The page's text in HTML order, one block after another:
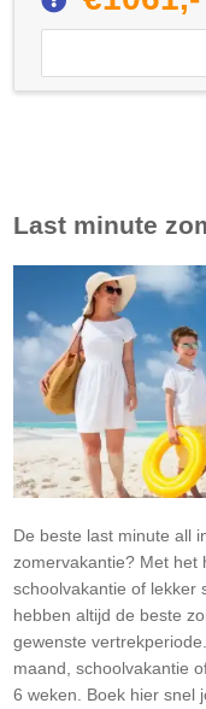
Last minute
De beste last minute all
zomervakantie? Met het
schoolvakantie of lekker
hebben altijd de beste
gewenste
maand, schoolvakantie
6 weken. Boek hier snel